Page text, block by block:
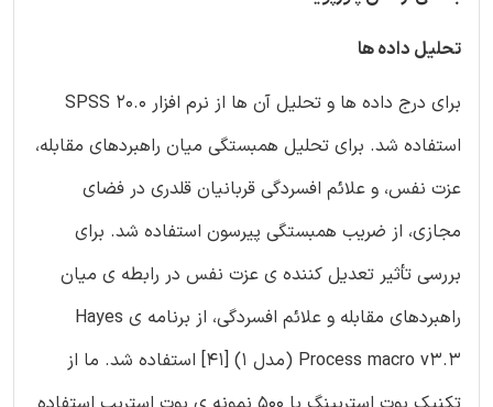
تحلیل داده ها
برای درج داده ها و تحلیل آن ها از نرم افزار SPSS 20.0
استفاده شد. برای تحلیل همبستگی میان راهبردهای مقابله،
عزت نفس، و علائم افسردگی قربانیان قلدری در فضای
مجازی، از ضریب همبستگی پیرسون استفاده شد. برای
بررسی تأثیر تعدیل کننده ی عزت نفس در رابطه ی میان
راهبردهای مقابله و علائم افسردگی، از برنامه ی Hayes
Process macro v3.3 (مدل 1) [41] استفاده شد. ما از